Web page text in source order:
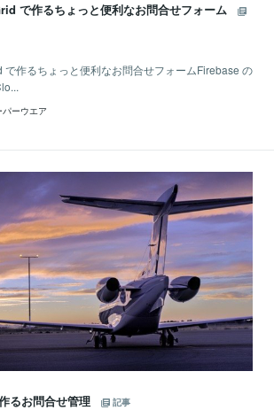
で作るちょっと便利なお問合せフォーム
で作るちょっと便利なお問合せフォームFirebase の
ーウエア
るお問合せ管理
記事